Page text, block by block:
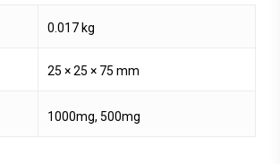
0.017 kg
25 × 25 × 75 mm
1000mg, 500mg